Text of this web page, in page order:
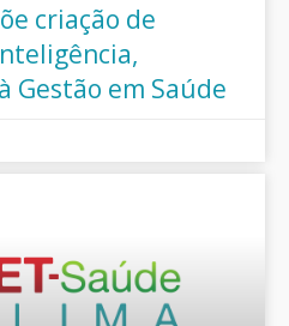
criação de
Gestão em Saúde